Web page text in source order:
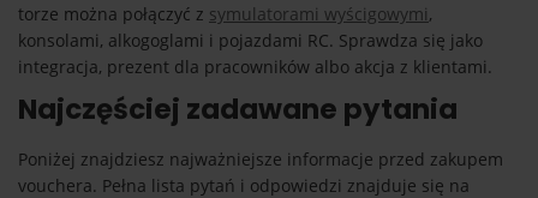
torze można połączyć z symulatorami wyścigowymi,
konsolami, alkogoglami i pojazdami RC. Sprawdza się jako
integracja, prezent dla pracowników albo akcja z klientami.
Najczęściej zadawane pytania
Poniżej znajdziesz najważniejsze informacje przed zakupem
vouchera. Pełna lista pytań i odpowiedzi znajduje się na